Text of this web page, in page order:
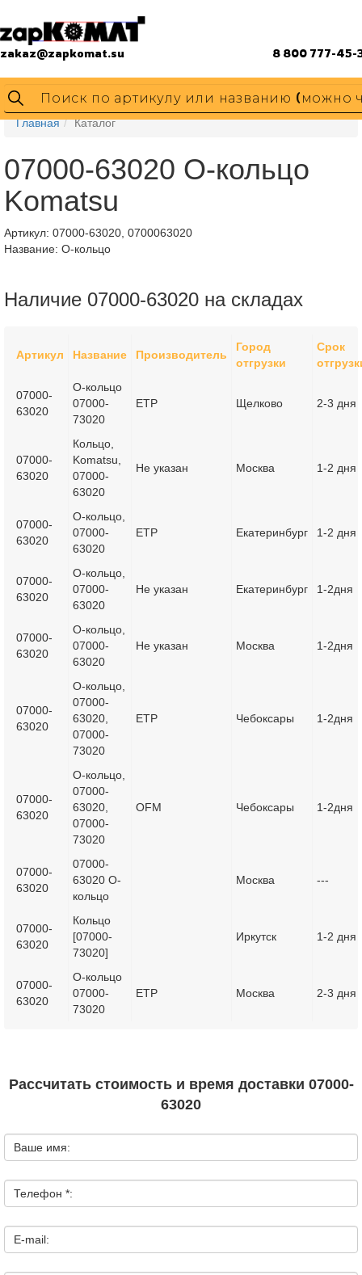
zakaz@zapkomat.su 8 800 777-45-
Главная Каталог
07000-63020 О-кольцо
Komatsu
Артикул: 07000-63020, 0700063020
Название: О-кольцо
Наличие 07000-63020 на складах
Артикул Название Производитель
Город
отгрузки
Срок
07000-
63020
О-кольцо
07000-
73020
ETP Щелково 2-3 дня
07000-
63020
Кольцо,
Komatsu,
07000-
63020
Не указан Москва 1-2 дня
07000-
63020
О-кольцо,
07000-
63020
ETP Екатеринбург 1-2 дня
07000-
63020
О-кольцо,
07000-
63020
Не указан Екатеринбург 1-2дня
07000-
63020
О-кольцо,
07000-
63020
Не указан Москва 1-2дня
07000-
63020
О-кольцо,
07000-
63020,
07000-
73020
ETP Чебоксары 1-2дня
07000-
63020
О-кольцо,
07000-
63020,
07000-
73020
OFM Чебоксары 1-2дня
07000-
63020
07000-
63020 О-
кольцо
Москва ---
07000-
63020
Кольцо
[07000-
73020]
Иркутск 1-2 дня
07000-
63020
О-кольцо
07000-
73020
ETP Москва 2-3 дня
Рассчитать стоимость и время доставки 07000-
63020
Ваше имя:
Телефон *:
E-mail: